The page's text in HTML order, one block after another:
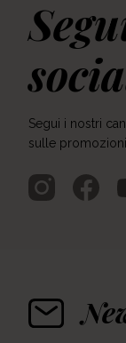
Segui i nostri
sulle